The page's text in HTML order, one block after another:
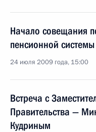
Начало совещания
пенсионной системы
24 июля 2009 года, 15:00
Встреча с
Правительства —
Кудриным